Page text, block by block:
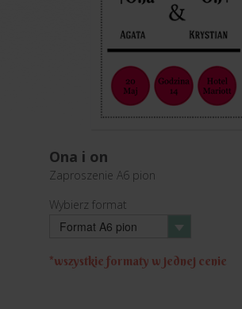
Ona i on
Zaproszenie A6 pion
Wybierz format
Format A6 pion
*wszystkie formaty w jednej cenie